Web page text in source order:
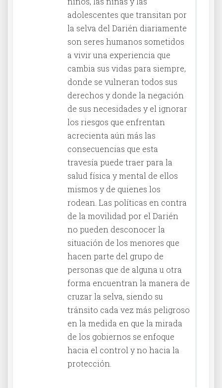
adolescentes que transitan por
la selva del Darién diariamente
son seres humanos sometidos
a vivir una experiencia que
cambia sus vidas para siempre,
donde se vulneran todos sus
derechos y donde la negación
de sus necesidades y el ignorar
los riesgos que enfrentan
acrecienta aún más las
consecuencias que esta
travesía puede traer para la
salud física y mental de ellos
mismos y de quienes los
rodean. Las políticas en contra
de la movilidad por el Darién
no pueden desconocer la
situación de los menores que
hacen parte del grupo de
personas que de alguna u otra
forma encuentran la manera de
cruzar la selva, siendo su
tránsito cada vez más peligroso
en la medida en que la mirada
de los gobiernos se enfoque
hacia el control y no hacia la
protección.